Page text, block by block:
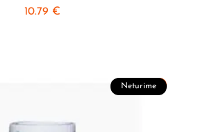
10.79 €
Akcija!
Neturime